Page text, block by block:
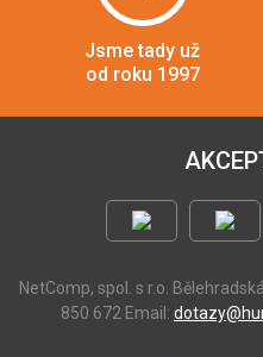
Jsme tady už
od roku 1997
NetComp, spol. s r.o.
850 672 Email: